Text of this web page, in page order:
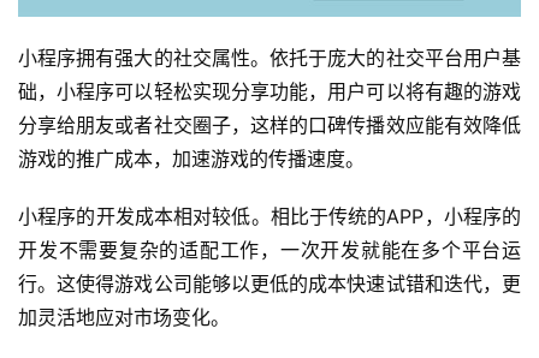
小程序拥有强大的社交属性。依托于庞大的社交平台用户基
础，小程序可以轻松实现分享功能，用户可以将有趣的游戏
分享给朋友或者社交圈子，这样的口碑传播效应能有效降低
游戏的推广成本，加速游戏的传播速度。
小程序的开发成本相对较低。相比于传统的APP，小程序的
开发不需要复杂的适配工作，一次开发就能在多个平台运
行。这使得游戏公司能够以更低的成本快速试错和迭代，更
加灵活地应对市场变化。